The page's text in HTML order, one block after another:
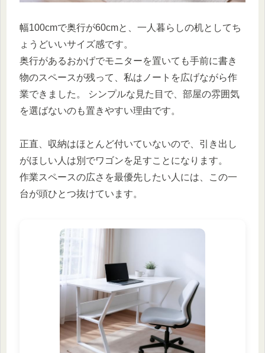
幅100cmで奥行が60cmと、一人暮らしの机としてち
ょうどいいサイズ感です。
奥行があるおかげでモニターを置いても手前に書き
物のスペースが残って、私はノートを広げながら作
業できました。 シンプルな見た目で、部屋の雰囲気
を選ばないのも置きやすい理由です。
正直、収納はほとんど付いていないので、引き出し
がほしい人は別でワゴンを足すことになります。
作業スペースの広さを最優先したい人には、この一
台が頭ひとつ抜けています。